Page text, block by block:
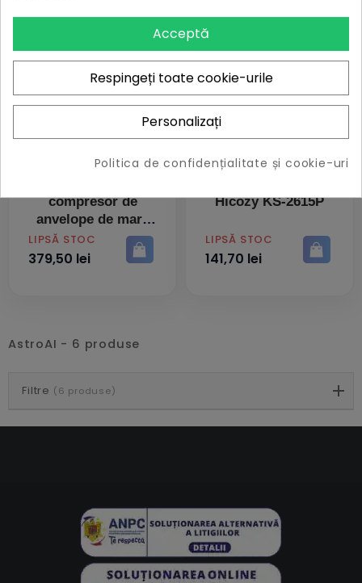
Filtre (6 produse)
PRET
LIPSĂ STOC
Dua AstroAI AIRUN
compresor de
anvelope de mare
putere
PRET
LIPSĂ STOC
379,50 lei
Perie electrică de
Hicozy KS-2615P
PRET
LIPSĂ STOC
141,70 lei
AstroAI - 6 produse
Acceptă
Respingeți toate cookie-urile
Personalizați
Politica de confidențialitate și cookie-uri